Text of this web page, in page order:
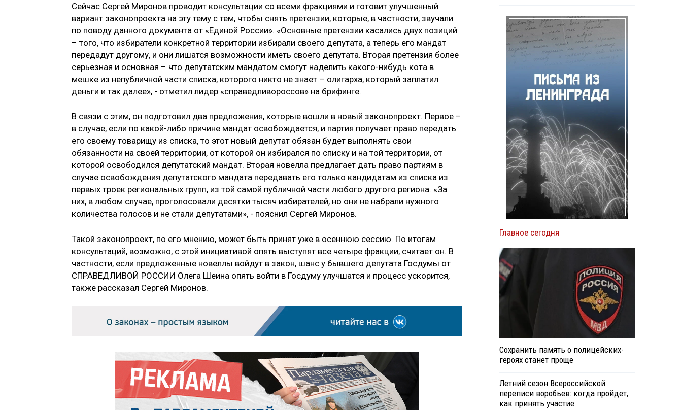
Сейчас Сергей Миронов проводит консультации со всеми фракциями и готовит улучшенный
вариант законопроекта на эту тему с тем, чтобы снять претензии, которые, в частности, звучали
по поводу данного документа от «Единой России». «Основные претензии касались двух позиций
– того, что избиратели конкретной территории избирали своего депутата, а теперь его мандат
передадут другому, и они лишатся возможности иметь своего депутата. Вторая претензия более
серьезная и основная – что депутатским мандатом смогут наделить какого-нибудь кота в
мешке из непубличной части списка, которого никто не знает – олигарха, который заплатил
деньги и так далее», - отметил лидер «справедливороссов» на брифинге.
В связи с этим, он подготовил два предложения, которые вошли в новый законопроект. Первое –
в случае, если по какой-либо причине мандат освобождается, и партия получает право передать
его своему товарищу из списка, то этот новый депутат обязан будет выполнять свои
обязанности на своей территории, от которой он избирался по списку и на той территории, от
которой освободился депутатский мандат. Вторая новелла предлагает дать право партиям в
случае освобождения депутатского мандата передавать его только кандидатам из списка из
первых троек региональных групп, из той самой публичной части любого другого региона. «За
них, в любом случае, проголосовали десятки тысяч избирателей, но они не набрали нужного
количества голосов и не стали депутатами», - пояснил Сергей Миронов.
Такой законопроект, по его мнению, может быть принят уже в осеннюю сессию. По итогам
консультаций, возможно, с этой инициативой опять выступят все четыре фракции, считает он. В
частности, если предложенные новеллы войдут в закон, шанс у бывшего депутата Госдумы от
СПРАВЕДЛИВОЙ РОССИИ Олега Шеина опять войти в Госдуму улучшатся и процесс ускорится,
также рассказал Сергей Миронов.
Главное сегодня
Сохранить память о полицейских-
героях станет проще
Летний сезон Всероссийской
переписи воробьев: когда пройдет,
как принять участие